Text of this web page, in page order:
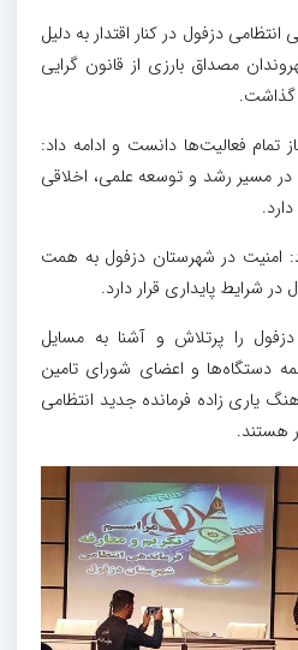
دزفول در کنار اقتدار به دلیل
مصداق بارزی از قانون گرایی
گذاشت.
تمام فعالیت‌ها دانست و ادامه داد:
مسیر رشد و توسعه علمی، اخلاقی
امنیت در شهرستان دزفول به همت
در شرایط پایداری قرار دارد.
را پرتلاش و آشنا به مسایل
دستگاه‌ها و اعضای شورای تامین
یاری زاده فرمانده جدید انتظامی
هستند.